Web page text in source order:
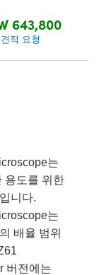
643,800
견적 요청
는
용도를 위한
니다.
는
배율 범위
버전에는